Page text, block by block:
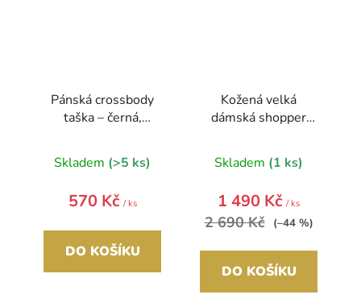
Pánská crossbody
taška – černá,
Skladem (>5 ks)
570 Kč / ks
DO KOŠÍKU
Kožená velká
dámská shopper
červená
Skladem (1 ks)
1 490 Kč / ks
2 690 Kč (–44 %)
DO KOŠÍKU